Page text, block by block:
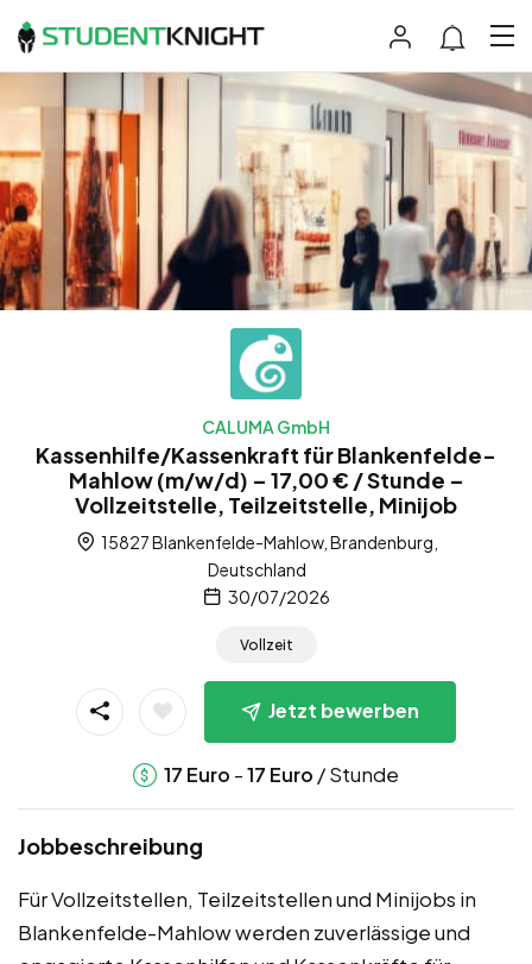
CALUMA GmbH
Kassenhilfe/Kassenkraft für Blankenfelde-
Mahlow (m/w/d) – 17,00 € / Stunde –
Vollzeitstelle, Teilzeitstelle, Minijob
15827 Blankenfelde-Mahlow, Brandenburg,
Deutschland
30/07/2026
Vollzeit
Jetzt bewerben
17 Euro -17 Euro / Stunde
Jobbeschreibung
Für Vollzeitstellen, Teilzeitstellen und Minijobs in
Blankenfelde-Mahlow werden zuverlässige und